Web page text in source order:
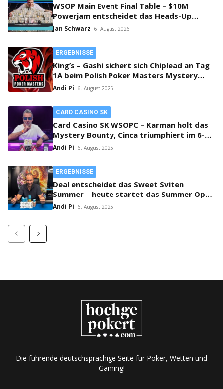
WSOP Main Event Final Table – $10M
Powerjam entscheidet das Heads-Up
zwischen Jumalon und Saaskilahti!
Jan Schwarz 6. August 2026
ERGEBNISSE
King’s – Gashi sichert sich Chiplead an Tag
1A beim Polish Poker Masters Mystery
Bounty!
Andi Pi 6. August 2026
CARD CASINO SK
Card Casino SK WSOPC – Karman holt das
Mystery Bounty, Cinca triumphiert im 6-
Max!
Andi Pi 6. August 2026
ERGEBNISSE
Deal entscheidet das Sweet Sviten
Summer – heute startet das Summer Open
Bounty!
Andi Pi 6. August 2026
Die führende deutschsprachige Seite für Poker, Wetten und
Gaming!